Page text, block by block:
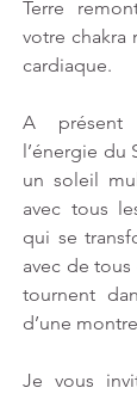
Terre
votre chakra
cardiaque.
A présent
l’énergie
un soleil
avec tous
qui se
avec de
tournent
d’une
Je vous